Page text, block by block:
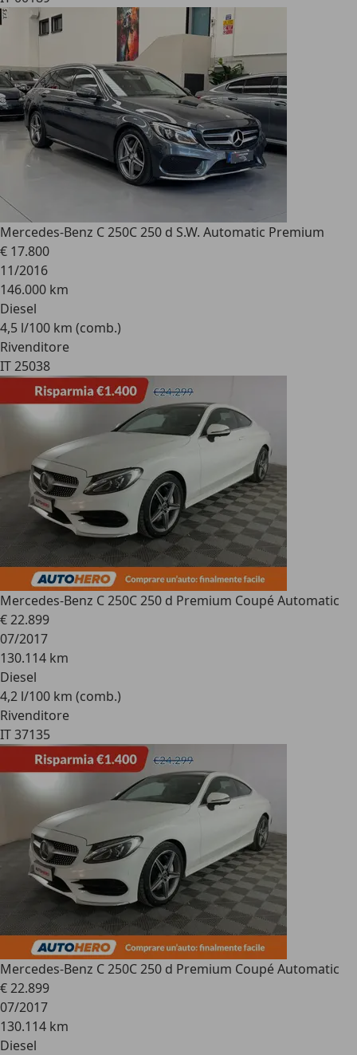
Mercedes-Benz C 250C 250 d S.W. Automatic Premium
€ 17.800
11/2016
146.000 km
Diesel
4,5 l/100 km (comb.)
Rivenditore
IT 25038
Mercedes-Benz C 250C 250 d Premium Coupé Automatic
€ 22.899
07/2017
130.114 km
Diesel
4,2 l/100 km (comb.)
Rivenditore
IT 37135
Mercedes-Benz C 250C 250 d Premium Coupé Automatic
€ 22.899
07/2017
130.114 km
Diesel